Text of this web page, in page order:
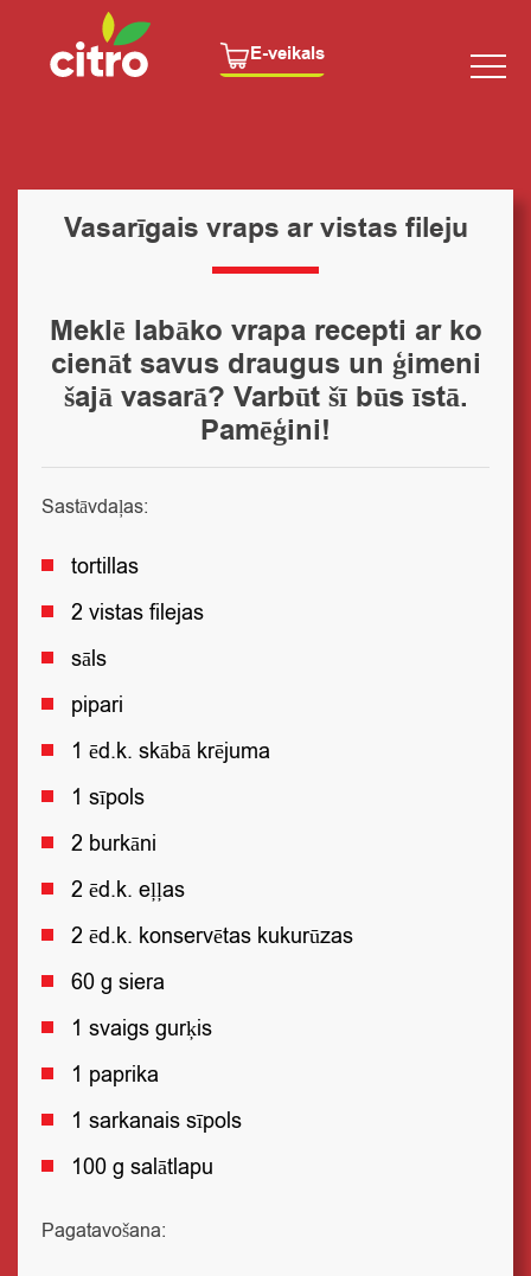
E-veikals
Vasarīgais vraps ar vistas fileju
Meklē labāko vrapa recepti ar ko
cienāt savus draugus un ģimeni
šajā vasarā? Varbūt šī būs īstā.
Pamēģini!
Sastāvdaļas:
tortillas
2 vistas filejas
sāls
pipari
1 ēd.k. skābā krējuma
1 sīpols
2 burkāni
2 ēd.k. eļļas
2 ēd.k. konservētas kukurūzas
60 g siera
1 svaigs gurķis
1 paprika
1 sarkanais sīpols
100 g salātlapu
Pagatavošana: